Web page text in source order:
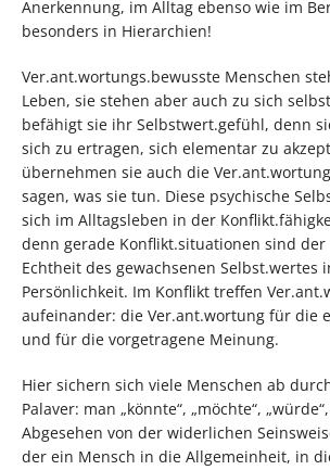
Anerkennung, im Alltag ebenso wie im
besonders in Hierarchien!
Ver.ant.wortungs.bewusste Menschen
Leben, sie stehen aber auch zu sich
befähigt sie ihr Selbstwert.gefühl, denn
sich zu ertragen, sich elementar zu
übernehmen sie auch die
sagen, was sie tun. Diese psychische
sich im Alltagsleben in der
denn gerade Konflikt.situationen sind
Echtheit des gewachsenen Selbst.wertes
Persönlichkeit. Im Konflikt treffen
aufeinander: die Ver.ant.wortung für die
und für die vorgetragene Meinung.
Hier sichern sich viele Menschen ab
Palaver: man „könnte“, „möchte“,
Abgesehen von der widerlichen
der ein Mensch in die Allgemeinheit, in